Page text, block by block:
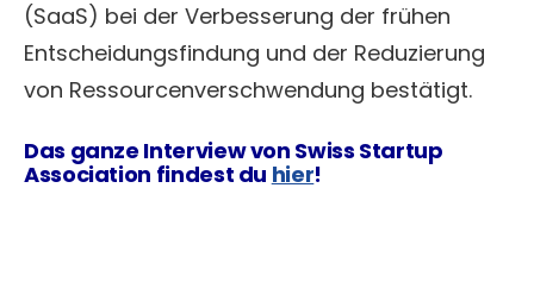
(SaaS) bei der Verbesserung der frühen
Entscheidungsfindung und der Reduzierung
von Ressourcenverschwendung bestätigt.
Das ganze Interview von Swiss Startup
Association findest du hier!